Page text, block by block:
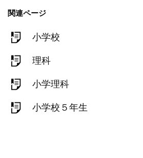
関連ページ
小学校
理科
小学理科
小学校５年生